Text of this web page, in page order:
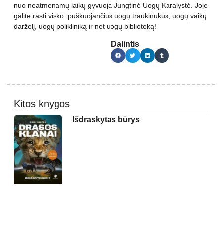
nuo neatmenamų laikų gyvuoja Jungtinė Uogų Karalystė. Joje
galite rasti visko: puškuojančius uogų traukinukus, uogų vaikų
darželį, uogų polikliniką ir net uogų biblioteką!
Dalintis
Kitos knygos
Išdraskytas būrys